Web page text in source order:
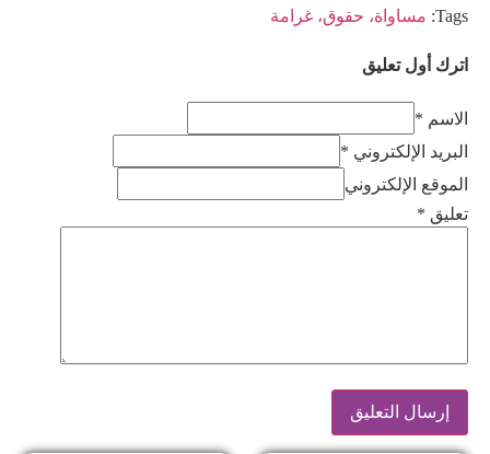
Tags: مساواة، حقوق، غرامة
اترك أول تعليق
الاسم *
البريد الإلكتروني *
الموقع الإلكتروني
تعليق *